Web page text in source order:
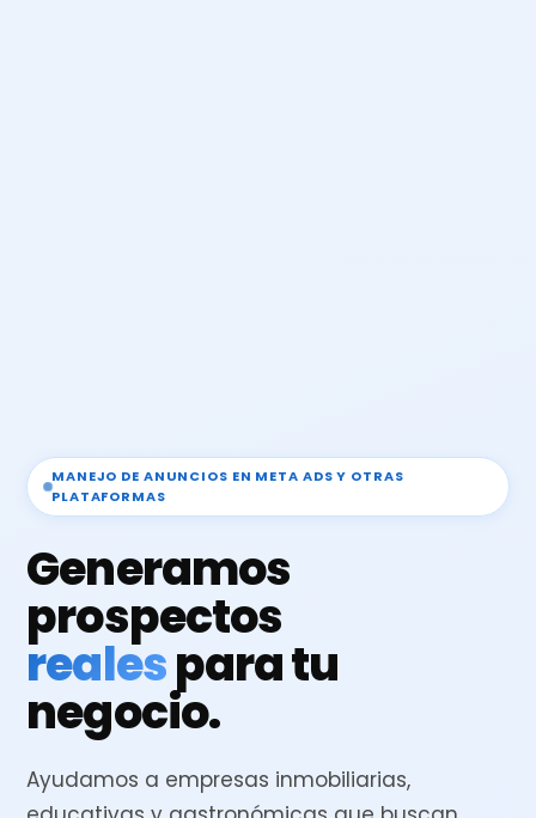
MANEJO DE ANUNCIOS EN META ADS Y OTRAS
PLATAFORMAS
Generamos
prospectos
realespara tu
negocio.
Ayudamos a empresas inmobiliarias,